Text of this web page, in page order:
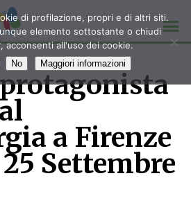
a Firenze
Settembre
di profilazione, propri e di altri siti.
elemento sottostante o chiudi
acconsenti all'uso dei cookie.
No Maggiori informazioni